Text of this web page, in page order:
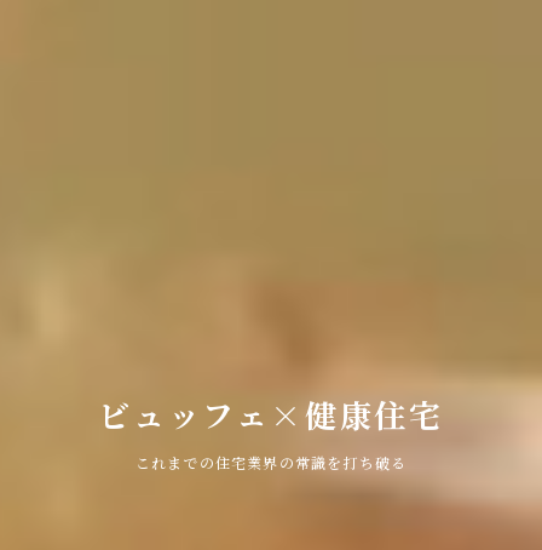
ビュッフェ×健康住宅
これまでの住宅業界の常識を打ち破る